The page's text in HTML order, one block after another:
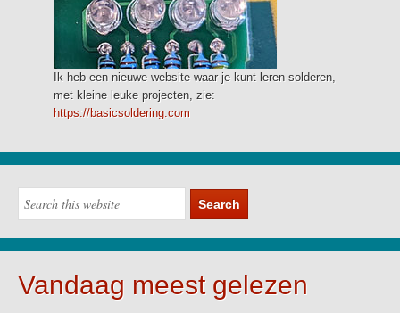
Ik heb een nieuwe website waar je kunt leren solderen,
met kleine leuke projecten, zie:
https://basicsoldering.com
Vandaag meest gelezen